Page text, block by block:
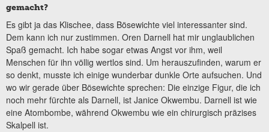
gemacht?
Es gibt ja das Klischee, dass Bösewichte viel interessanter sind.
Dem kann ich nur zustimmen. Oren Darnell hat mir unglaublichen
Spaß gemacht. Ich habe sogar etwas Angst vor ihm, weil
Menschen für ihn völlig wertlos sind. Um herauszufinden, warum er
so denkt, musste ich einige wunderbar dunkle Orte aufsuchen. Und
wo wir gerade über Bösewichte sprechen: Die einzige Figur, die ich
noch mehr fürchte als Darnell, ist Janice Okwembu. Darnell ist wie
eine Atombombe, während Okwembu wie ein chirurgisch präzises
Skalpell ist.